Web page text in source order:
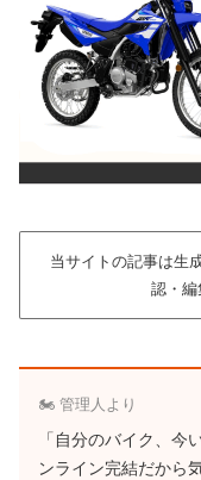
当サイトの記事は生
認・編
🏍️ 管理人より
「自分のバイク、今
ンライン完結だから